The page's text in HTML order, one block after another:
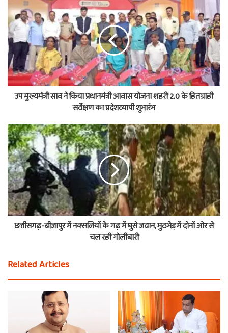
उप मुख्यमंत्री साव ने किया प्रधानमंत्री आवास योजना शहरी 2.0 के हितग्राही
सर्वेक्षण का प्रदेशव्यापी शुभारंभ
छत्तीसगढ़-बीजापुर में नक्सलियों के गढ़ में घुसे जवान, मुठभेड़ में दोनों ओर से
चल रही गोलीबारी
Related Articles